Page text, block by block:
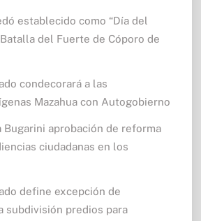
establecido como “Día del
del Fuerte de Cóporo de
condecorará a las
Mazahua con Autogobierno
Bugarini aprobación de reforma
ciudadanas en los
define excepción de
subdivisión predios para